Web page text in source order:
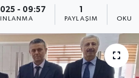
- 09:57
PAYLAŞIM